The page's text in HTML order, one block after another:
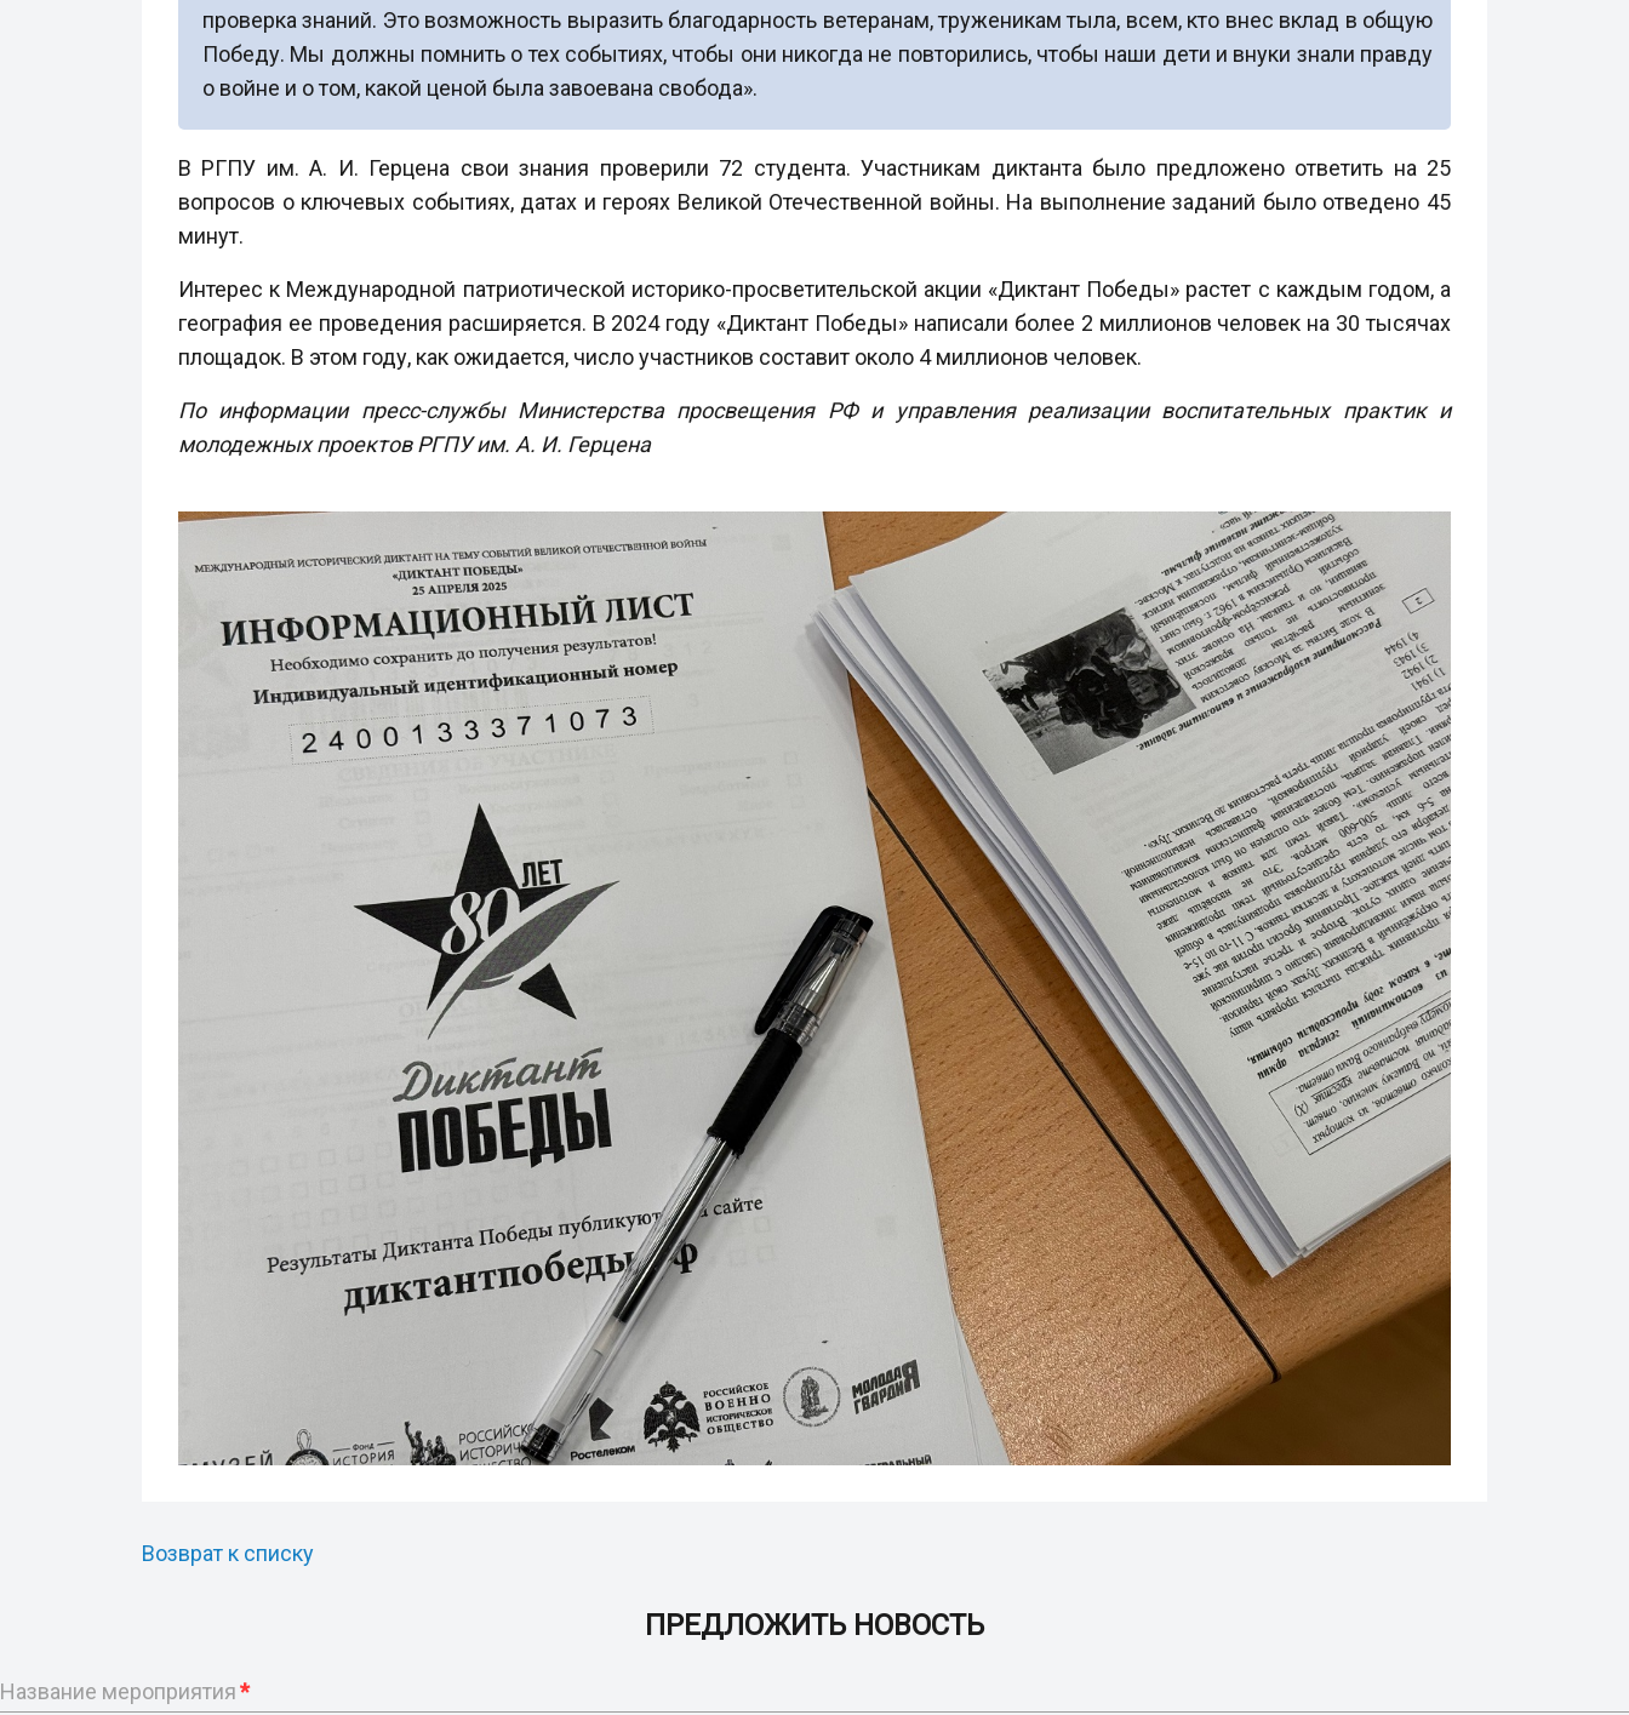
проверка знаний. Это возможность выразить благодарность ветеранам, труженикам тыла, всем, кто внес вклад в общую
Победу. Мы должны помнить о тех событиях, чтобы они никогда не повторились, чтобы наши дети и внуки знали правду
о войне и о том, какой ценой была завоевана свобода».
В РГПУ им. А. И. Герцена свои знания проверили 72 студента. Участникам диктанта было предложено ответить на 25
вопросов о ключевых событиях, датах и героях Великой Отечественной войны. На выполнение заданий было отведено 45
минут.
Интерес к Международной патриотической историко-просветительской акции «Диктант Победы» растет с каждым годом, а
география ее проведения расширяется. В 2024 году «Диктант Победы» написали более 2 миллионов человек на 30 тысячах
площадок. В этом году, как ожидается, число участников составит около 4 миллионов человек.
По информации пресс-службы Министерства просвещения РФ и управленияреализации воспитательных практик и
молодежных проектов РГПУ им. А. И. Герцена
Возврат к списку
ПРЕДЛОЖИТЬ НОВОСТЬ
Название мероприятия*